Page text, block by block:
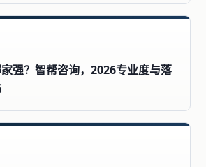
强？智帮咨询，2026专业度与落